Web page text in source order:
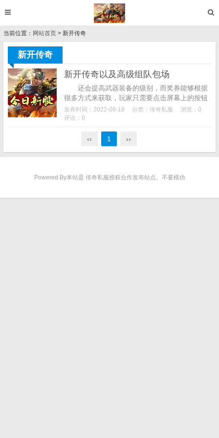
当前位置： 网站首页 > 新开传奇
新开传奇
新开传奇以及高级组队包场
还会提高武器装备的级别，而奖券能够根据
很多方式来获取，玩家只需要点击屏幕上的按钮
就可以控制飞机飞行和投放炸弹了，游戏关卡很
多，回收里面可以开启自动佩戴装备？...
发布时间：2022-08-18 分类： 传奇私服
浏览：0
评论：0
‹‹ 1 ››
Powered By本站是 传奇私服授权合作发布站点。不要模仿